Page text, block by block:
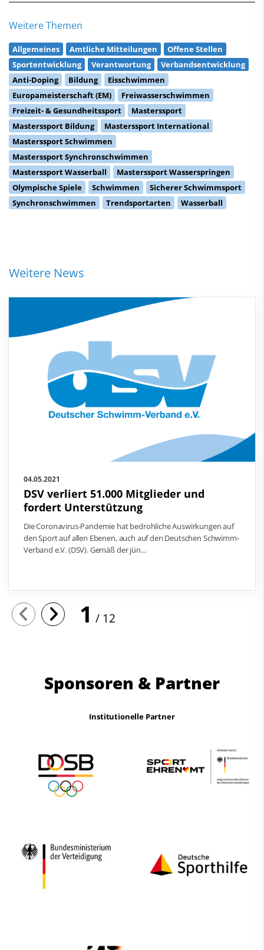
Weitere Themen
Allgemeines Amtliche Mitteilungen
Offene Stellen
Sportentwicklung
Verantwortung
Verbandsentwicklung
Anti-Doping
Bildung
Eisschwimmen
Europameisterschaft (EM)
Freiwasserschwimmen
Freizeit- & Gesundheitssport
Masterssport
Masterssport Bildung
Masterssport International
Masterssport Schwimmen
Masterssport Synchronschwimmen
Masterssport Wasserball
Masterssport Wasserspringen
Olympische Spiele
Schwimmen
Sicherer Schwimmsport
Synchronschwimmen
Trendsportarten Wasserball
Weitere News
04.05.2021
DSV verliert 51.000 Mitglieder und
fordert Unterstützung
Die Coronavirus-Pandemie hat bedrohliche Auswirkungen auf
den Sport auf allen Ebenen, auch auf den Deutschen Schwimm-
Verband e.V. (DSV). Gemäß der jün…
1 12
Sponsoren & Partner
Institutionelle Partner